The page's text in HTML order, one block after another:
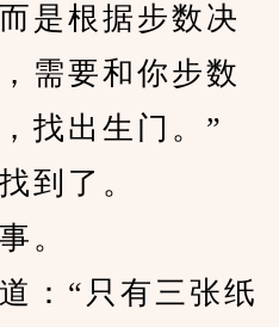
是根据步数决
需要和你步数
找出生门。”
了。
。
“只有三张纸